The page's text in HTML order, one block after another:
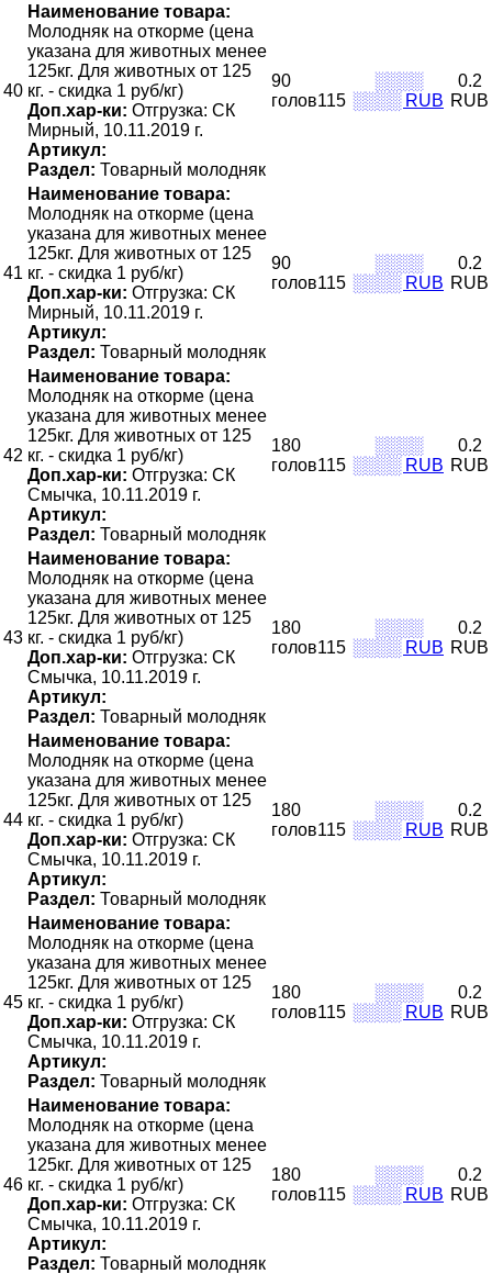
40
Наименование товара:
Молодняк на откорме (цена
указана для животных менее
125кг. Для животных от 125
кг. - скидка 1 руб/кг)
Доп.хар-ки: Отгрузка: СК
Мирный, 10.11.2019 г.
Артикул:
Раздел: Товарный молодняк
90
голов115
░░░░
░░░░ RUB
0.2
RUB
41
Наименование товара:
Молодняк на откорме (цена
указана для животных менее
125кг. Для животных от 125
кг. - скидка 1 руб/кг)
Доп.хар-ки: Отгрузка: СК
Мирный, 10.11.2019 г.
Артикул:
Раздел: Товарный молодняк
90
голов115
░░░░
░░░░ RUB
0.2
RUB
42
Наименование товара:
Молодняк на откорме (цена
указана для животных менее
125кг. Для животных от 125
кг. - скидка 1 руб/кг)
Доп.хар-ки: Отгрузка: СК
Смычка, 10.11.2019 г.
Артикул:
Раздел: Товарный молодняк
180
голов115
░░░░
░░░░ RUB
0.2
RUB
43
Наименование товара:
Молодняк на откорме (цена
указана для животных менее
125кг. Для животных от 125
кг. - скидка 1 руб/кг)
Доп.хар-ки: Отгрузка: СК
Смычка, 10.11.2019 г.
Артикул:
Раздел: Товарный молодняк
180
голов115
░░░░
░░░░ RUB
0.2
RUB
44
Наименование товара:
Молодняк на откорме (цена
указана для животных менее
125кг. Для животных от 125
кг. - скидка 1 руб/кг)
Доп.хар-ки: Отгрузка: СК
Смычка, 10.11.2019 г.
Артикул:
Раздел: Товарный молодняк
180
голов115
░░░░
░░░░ RUB
0.2
RUB
45
Наименование товара:
Молодняк на откорме (цена
указана для животных менее
125кг. Для животных от 125
кг. - скидка 1 руб/кг)
Доп.хар-ки: Отгрузка: СК
Смычка, 10.11.2019 г.
Артикул:
Раздел: Товарный молодняк
180
голов115
░░░░
░░░░ RUB
0.2
RUB
46
Наименование товара:
Молодняк на откорме (цена
указана для животных менее
125кг. Для животных от 125
кг. - скидка 1 руб/кг)
Доп.хар-ки: Отгрузка: СК
Смычка, 10.11.2019 г.
Артикул:
Раздел: Товарный молодняк
180
голов115
░░░░
░░░░ RUB
0.2
RUB